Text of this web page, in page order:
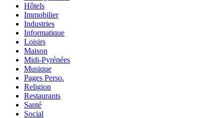
Hôtels
Immobilier
Industries
Informatique
Loisirs
Maison
Midi-Pyrénées
Musique
Pages Perso.
Religion
Restaurants
Santé
Social